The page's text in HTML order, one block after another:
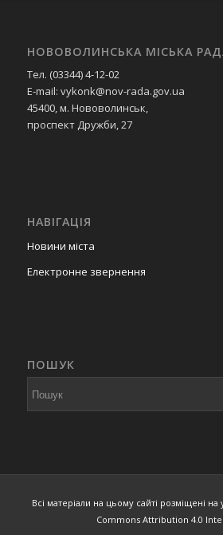
НОВОВОЛИНСЬКА МІСЬКА
Тел. (03344) 4-12-02
E-mail: vykonk@nov-rada.gov.ua
45400, м. Нововолинськ,
проспект Дружби, 27
НАВІГАЦІЯ
Новини міста
Електронне звернення
ПОШУК
Всі матеріали на цьому сайті розміщені на
Commons Attribution 4.0